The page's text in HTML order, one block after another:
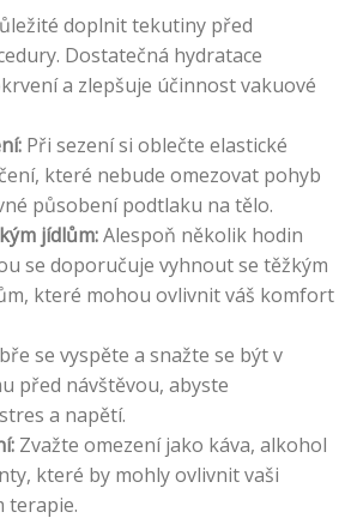
doplnit tekutiny před
Dostatečná hydratace
a zlepšuje účinnost vakuové
Při sezení si oblečte elastické
které nebude omezovat pohyb
působení podtlaku na tělo.
jídlům:Alespoň několik hodin
se doporučuje vyhnout se těžkým
které mohou ovlivnit váš komfort
se vyspěte a snažte se být v
před návštěvou, abyste
a napětí.
Zvažte omezení jako káva, alkohol
které by mohly ovlivnit vaši
terapie.